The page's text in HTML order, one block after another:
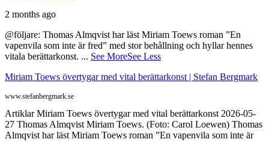
2 months ago
@följare: Thomas Almqvist har läst Miriam Toews roman ”En
vapenvila som inte är fred” med stor behållning och hyllar hennes
vitala berättarkonst. ... See MoreSee Less
Miriam Toews övertygar med vital berättarkonst | Stefan Bergmark
www.stefanbergmark.se
Artiklar Miriam Toews övertygar med vital berättarkonst 2026-05-
27 Thomas Almqvist Miriam Toews. (Foto: Carol Loewen) Thomas
Almqvist har läst Miriam Toews roman ”En vapenvila som inte är